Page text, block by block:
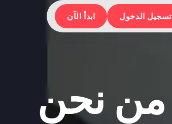
تسجيل الدخول ابدأ الآن
من نحن